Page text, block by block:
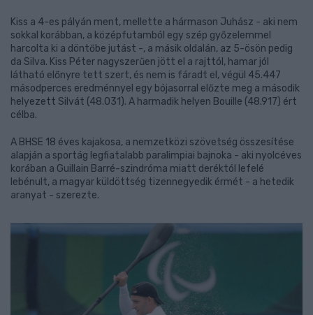
Kiss a 4-es pályán ment, mellette a hármason Juhász - aki nem
sokkal korábban, a középfutamból egy szép győzelemmel
harcolta ki a döntőbe jutást -, a másik oldalán, az 5-ösön pedig
da Silva. Kiss Péter nagyszerűen jött el a rajttól, hamar jól
látható előnyre tett szert, és nem is fáradt el, végül 45.447
másodperces eredménnyel egy bójasorral előzte meg a második
helyezett Silvát (48.031). A harmadik helyen Bouille (48.917) ért
célba.
A BHSE 18 éves kajakosa, a nemzetközi szövetség összesítése
alapján a sportág legfiatalabb paralimpiai bajnoka - aki nyolcéves
korában a Guillain Barré-szindróma miatt deréktól lefelé
lebénult, a magyar küldöttség tizennegyedik érmét - a hetedik
aranyat - szerezte.